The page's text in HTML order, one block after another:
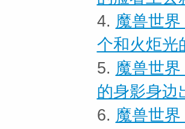
4. 魔兽世
个和火炬光
5. 魔兽世
的身影身边
6. 魔兽世